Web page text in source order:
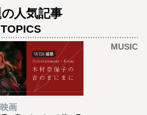
人気記事
MUSIC
画